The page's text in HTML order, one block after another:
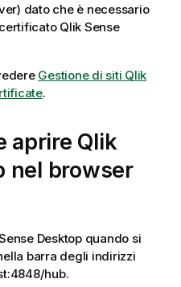
dato che è necessario
Qlik Sense
Gestione di siti Qlik
.
aprire Qlik
nel browser
Desktopquando si
barra degli indirizzi
hub.